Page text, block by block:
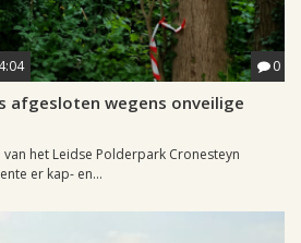
0
afgesloten wegens onveilige
het Leidse Polderpark Cronesteyn
er kap- en...